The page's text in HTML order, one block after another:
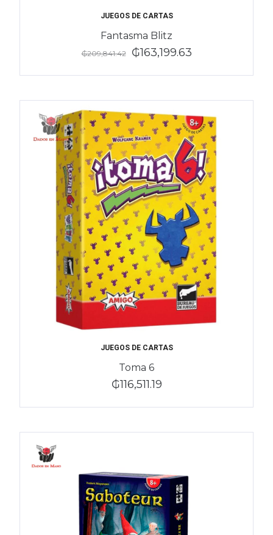
JUEGOS DE CARTAS
Fantasma Blitz
₲209,841.42 ₲163,199.63
JUEGOS DE CARTAS
Toma 6
₲116,511.19